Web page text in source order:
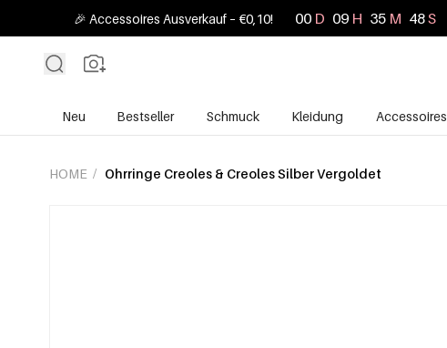
🎉 Accessoires Ausverkauf – €0,10! 00 D 09 H 35 M 47S
Neu Bestseller Schmuck Kleidung Accessoires
HOME / Ohrringe Creoles & Creoles Silber Vergoldet